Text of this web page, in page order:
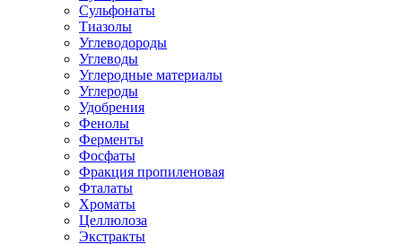
Сульфонаты
Тиазолы
Углеводороды
Углеводы
Углеродные материалы
Углероды
Удобрения
Фенолы
Ферменты
Фосфаты
Фракция пропиленовая
Фталаты
Хроматы
Целлюлоза
Экстракты